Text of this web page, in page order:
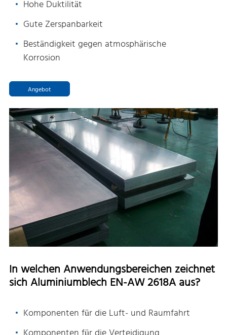
Hohe Duktilität
Gute Zerspanbarkeit
Beständigkeit gegen atmosphärische
Korrosion
Angebot
In welchen Anwendungsbereichen zeichnet
sich Aluminiumblech EN-AW 2618A aus?
Komponenten für die Luft- und Raumfahrt